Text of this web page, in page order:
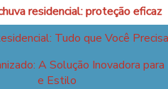
residencial: proteção eficaz
Tudo que Você
A Solução Inovadora
e Estilo